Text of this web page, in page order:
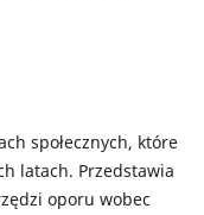
społecznych, które
latach. Przedstawia
oporu wobec